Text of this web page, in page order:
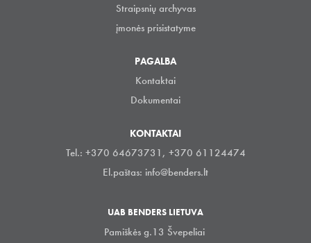
Straipsnių archyvas
įmonės prisistatyme
PAGALBA
Kontaktai
Dokumentai
KONTAKTAI
Tel.: +370 64673731, +370 61124474
El.paštas: info@benders.lt
UAB BENDERS LIETUVA
Pamiškės g.13 Švepeliai